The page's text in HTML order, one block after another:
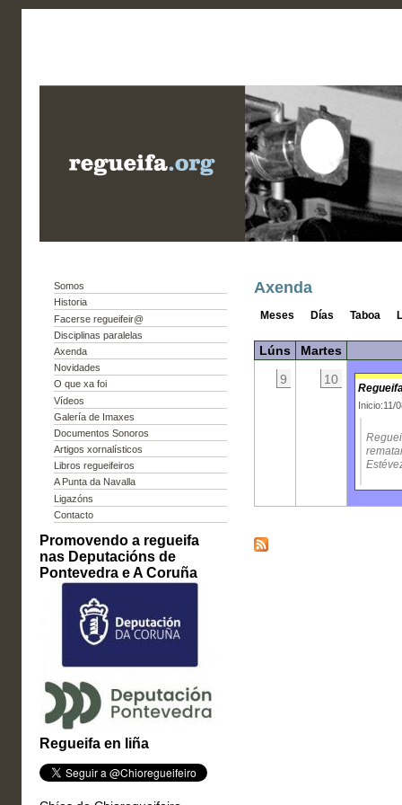
Somos
Historia
Facerse regueifeir@
Disciplinas paralelas
Axenda
Novidades
O que xa foi
Vídeos
Galería de Imaxes
Documentos Sonoros
Artigos xornalísticos
Libros regueifeiros
A Punta da Navalla
Ligazóns
Contacto
Promovendo a regueifa
nas Deputacións de
Pontevedra e A Coruña
Regueifa en liña
Axenda
Meses Días Taboa
Lúns
Martes
9
10
Inicio:11/